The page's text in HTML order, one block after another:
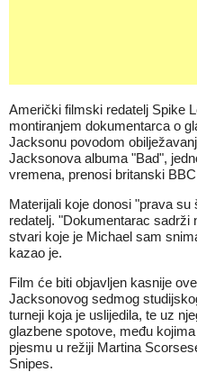
Američki filmski redatelj Spike
montiranjem dokumentarca o
Jacksonu povodom
Jacksonova albuma "Bad",
vremena, prenosi britanski
Materijali koje donosi "prava
redatelj. "Dokumentarac sadrži
stvari koje je Michael sam
kazao je.
Film će biti objavljen kasnije
Jacksonovog sedmog
turneji koja je uslijedila, te uz
glazbene spotove, među
pjesmu u režiji Martina
Snipes.